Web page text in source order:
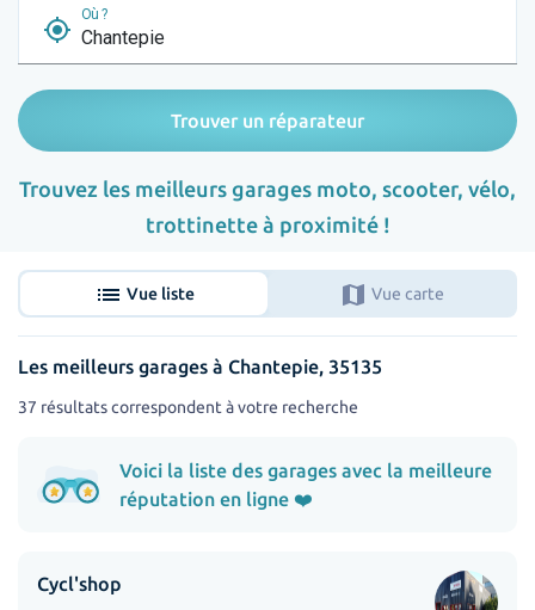
my_location
Où ?
Trouver un réparateur
Trouvez les meilleurs garages moto, scooter, vélo,
trottinette à proximité !
list Vue liste map Vue carte
Les meilleurs garages à Chantepie, 35135
37 résultats correspondent à votre recherche
Voici la liste des garages avec la meilleure
réputation en ligne ❤️
Cycl'shop